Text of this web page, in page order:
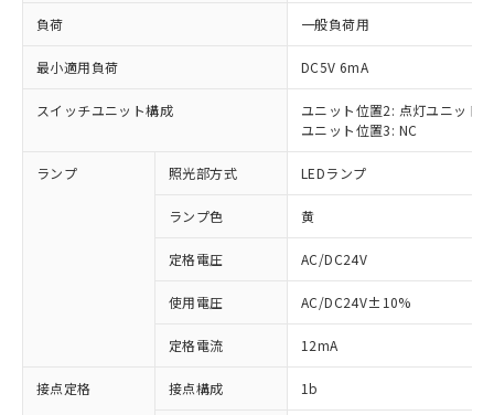
負荷 一般負荷用
最小適用負荷 DC5V 6mA
スイッチユニット構成
ユニット位置2: 点灯ユニット
ユニット位置3: NC
ランプ 照光部方式 LEDランプ
ランプ色 黄
定格電圧 AC/DC24V
使用電圧 AC/DC24V±10%
定格電流 12mA
接点定格 接点構成 1b
※1 対応状況
対応済み：EU RoHS指令（10物質）の
非含有に対応した製品が提供可能な商品で